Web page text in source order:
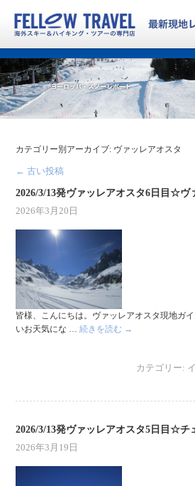
カテゴリー別アーカイブ: ヴァッレアオスタ
← 古い投稿
2026/3/13発ヴァッレアオスタ6日目☆ヴ
2026年3月20日
皆様、こんにちは。ヴァッレアオスタ現地ガ
いお天気にな …続きを読む →
カテゴリー:
2026/3/13発ヴァッレアオスタ5日目☆チ
2026年3月19日